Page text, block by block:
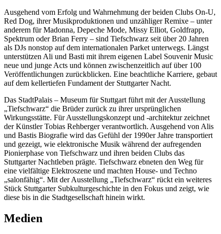
Ausgehend vom Erfolg und Wahrnehmung der beiden Clubs On-U,
Red Dog, ihrer Musikproduktionen und unzähliger Remixe – unter
anderem für Madonna, Depeche Mode, Missy Elliot, Goldfrapp,
Spektrum oder Brian Ferry – sind Tiefschwarz seit über 20 Jahren
als DJs nonstop auf dem internationalen Parket unterwegs. Längst
unterstützen Ali und Basti mit ihrem eigenen Label Souvenir Music
neue und junge Acts und können zwischenzeitlich auf über 100
Veröffentlichungen zurückblicken. Eine beachtliche Karriere, gebaut
auf dem kellertiefen Fundament der Stuttgarter Nacht.
Das StadtPalais – Museum für Stuttgart führt mit der Ausstellung
„Tiefschwarz“ die Brüder zurück zu ihrer ursprünglichen
Wirkungsstätte. Für Ausstellungskonzept und -architektur zeichnet
der Künstler Tobias Rehberger verantwortlich. Ausgehend von Alis
und Bastis Biografie wird das Gefühl der 1990er Jahre transportiert
und gezeigt, wie elektronische Musik während der aufregenden
Pionierphase von Tiefschwarz und ihren beiden Clubs das
Stuttgarter Nachtleben prägte. Tiefschwarz ebneten den Weg für
eine vielfältige Elektroszene und machten House- und Techno
„salonfähig“. Mit der Ausstellung „Tiefschwarz“ rückt ein weiteres
Stück Stuttgarter Subkulturgeschichte in den Fokus und zeigt, wie
diese bis in die Stadtgesellschaft hinein wirkt.
Medien